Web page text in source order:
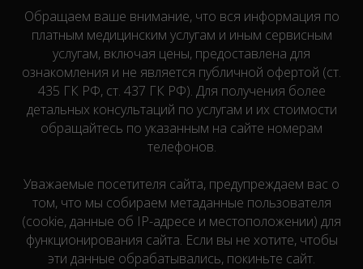
Обращаем ваше внимание, что вся информация по
платным медицинским услугам и иным сервисным
услугам, включая цены, предоставлена для
ознакомления и не является публичной офертой (ст.
435 ГК РФ, cт. 437 ГК РФ). Для получения более
детальных консультаций по услугам и их стоимости
обращайтесь по указанным на сайте номерам
телефонов.
Уважаемые посетителя сайта, предупреждаем вас о
том, что мы собираем метаданные пользователя
(cookie, данные об IP-адресе и местоположении) для
функционирования сайта. Если вы не хотите, чтобы
эти данные обрабатывались, покиньте сайт.